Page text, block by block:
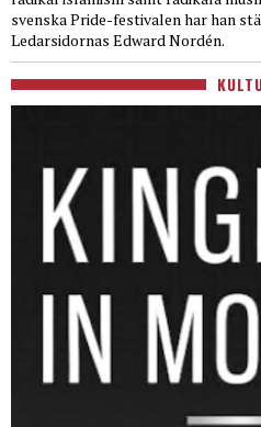
svenska Pride-festivalen har han
Ledarsidornas Edward Nordén.